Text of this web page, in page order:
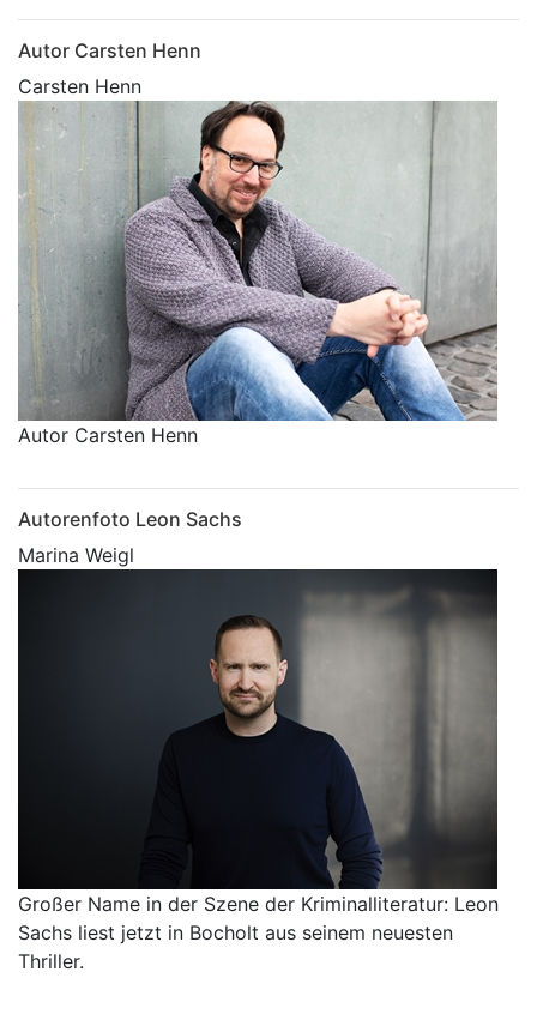
Autor Carsten Henn
Carsten Henn
Autor Carsten Henn
Autorenfoto Leon Sachs
Marina Weigl
Großer Name in der Szene der Kriminalliteratur: Leon
Sachs liest jetzt in Bocholt aus seinem neuesten
Thriller.